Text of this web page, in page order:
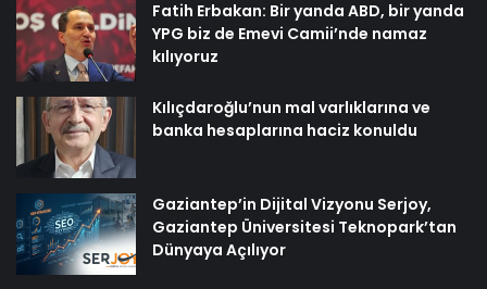
Fatih Erbakan: Bir yanda ABD, bir yanda
YPG biz de Emevi Camii’nde namaz
kılıyoruz
Kılıçdaroğlu’nun mal varlıklarına ve
banka hesaplarına haciz konuldu
Gaziantep’in Dijital Vizyonu Serjoy,
Gaziantep Üniversitesi Teknopark’tan
Dünyaya Açılıyor